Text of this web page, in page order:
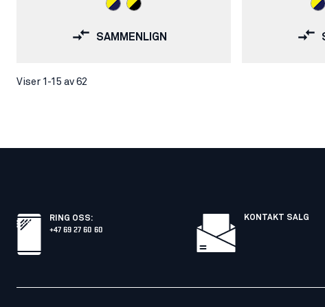
SAMMENLIGN
Viser 1-15 av 62
RING OSS:
+47 69 27 60 60
KONTAKT SALG